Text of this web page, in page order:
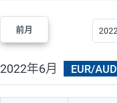
前月
2022年6月 EUR/AUD